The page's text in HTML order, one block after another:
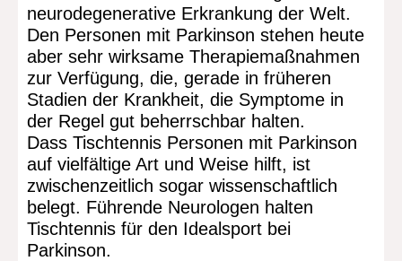
deren Angehörige
kümmert.
neurodegenerative Erkrankung der Welt.
Den Personen mit Parkinson stehen heute
aber sehr wirksame Therapiemaßnahmen
zur Verfügung, die, gerade in früheren
Stadien der Krankheit, die Symptome in
der Regel gut beherrschbar halten.
Dass Tischtennis Personen mit Parkinson
auf vielfältige Art und Weise hilft, ist
zwischenzeitlich sogar wissenschaftlich
belegt. Führende Neurologen halten
Tischtennis für den Idealsport bei
Parkinson.